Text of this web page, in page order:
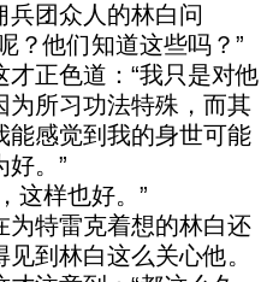
兵团众人的林白问
？他们知道这些吗？”
正色道：“我只是对他
为所习功法特殊，而其
能感觉到我的身世可能
好。”
这样也好。”
为特雷克着想的林白还
到林白这么关心他。